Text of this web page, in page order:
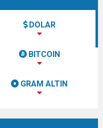
DOLAR
BITCOIN
GRAM ALTIN